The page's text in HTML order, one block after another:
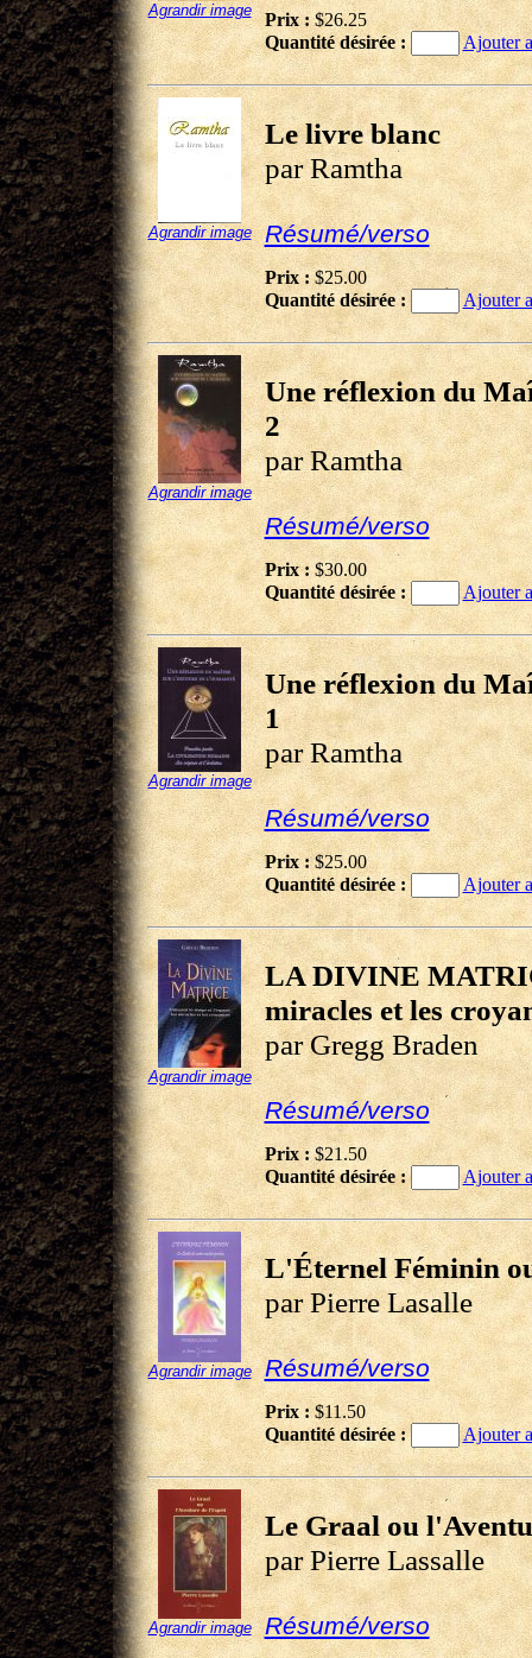
Agrandir image Prix :$26.25
Quantité désirée :
Ajouter
Agrandir image
Le livre blanc
par Ramtha
Résumé/verso
Prix :$25.00
Quantité désirée :
Ajouter
Agrandir image
Une réflexion du
2
par Ramtha
Résumé/verso
Prix : $30.00
Quantité désirée :
Ajouter
Agrandir image
Une réflexion du
1
par Ramtha
Résumé/verso
Prix :$25.00
Quantité désirée :
Ajouter
Agrandir image
LA DIVINE
miracles et les
par Gregg Braden
Résumé/verso
Prix :$21.50
Quantité désirée :
Ajouter
Agrandir image
L'Éternel Féminin
par Pierre Lasalle
Résumé/verso
Prix :$11.50
Quantité désirée :
Ajouter
Agrandir image
Le Graal ou
par Pierre Lassalle
Résumé/verso